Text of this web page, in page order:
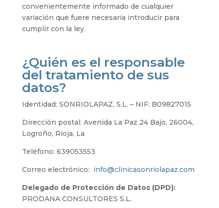
convenientemente informado de cualquier
variación que fuere necesaria introducir para
cumplir con la ley.
¿Quién es el responsable
del tratamiento de sus
datos?
Identidad: SONRIOLAPAZ, S.L. – NIF: B09827015
Dirección postal: Avenida La Paz 24 Bajo, 26004,
Logroño, Rioja, La
Teléfono: 639053553
Correo electrónico: info@clinicasonriolapaz.com
Delegado de Protección de Datos (DPD):
PRODANA CONSULTORES S.L.